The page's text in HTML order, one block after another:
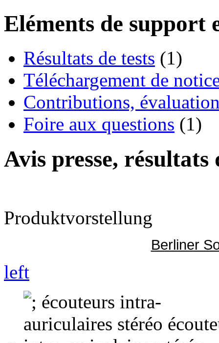
Eléments de support
Résultats de tests (1)
Téléchargement de
Contributions,
Foire aux questions (1)
Avis presse, résultats
Produktvorstellung
Berliner
left